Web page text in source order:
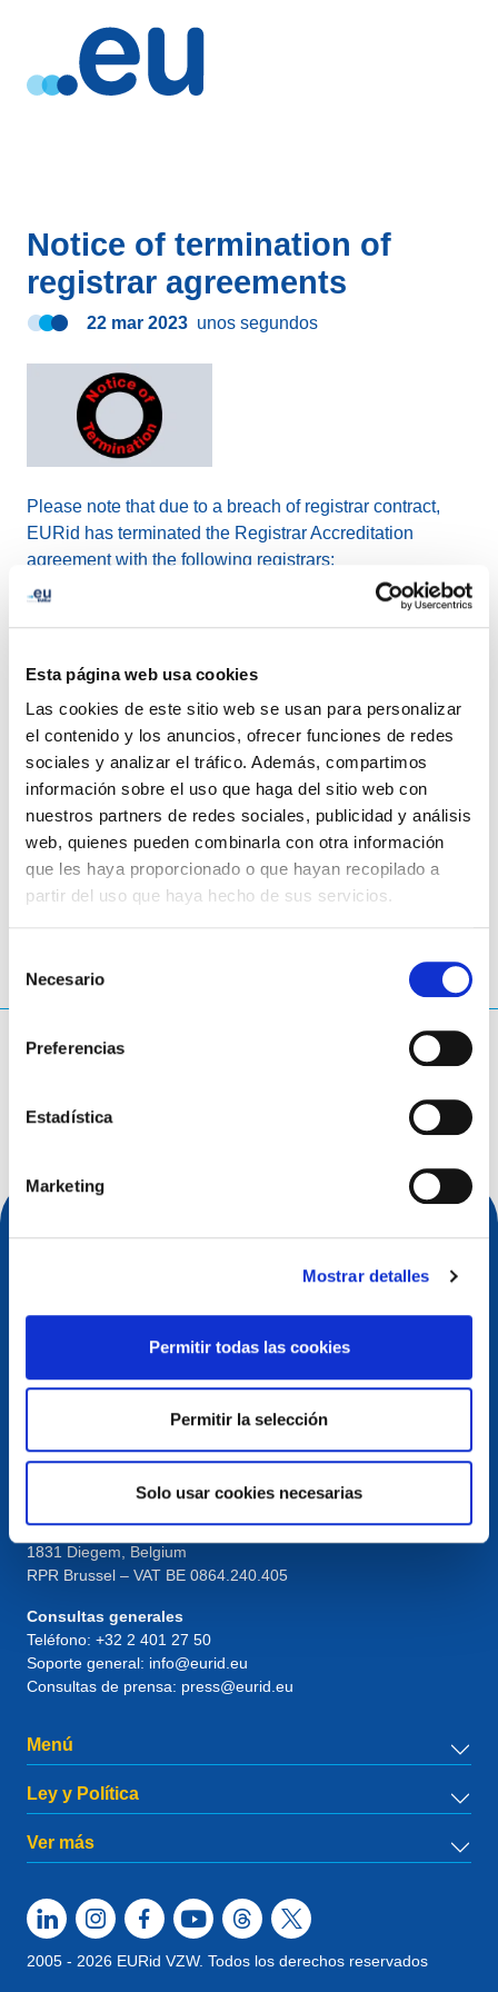
Esta página web usa cookies
Las cookies de este sitio web se usan para personalizar
el contenido y los anuncios, ofrecer funciones de redes
sociales y analizar el tráfico. Además, compartimos
información sobre el uso que haga del sitio web con
nuestros partners de redes sociales, publicidad y análisis
web, quienes pueden combinarla con otra información
que les haya proporcionado o que hayan recopilado a
partir del uso que haya hecho de sus servicios.
consentimiento
Necesario
Preferencias
Estadística
Marketing
Mostrar detalles
Permitir todas las cookies
Permitir la selección
Solo usar cookies necesarias
Notice of termination of
registrar agreements
22 mar 2023 unos segundos
Please note that due to a breach of registrar contract,
EURid has terminated the Registrar Accreditation
agreement with the following registrars:
Should registrants of these registrars have questions
regarding their domain names, then please write to us
viainfo@euird.eu .
compartir con LinkedInTwitterFacebook
¿Qué estás buscando?
Contacto
European Registry for Internet Domains vzw (EURid)
Telecomlaan 9/7
1831 Diegem , Belgium
RPR Brussel – VAT BE 0864.240.405
Consultas generales
Teléfono: +32 2 401 27 50
Soporte general: info@eurid.eu
Consultas de prensa: press@eurid.eu
Menú
Ley y Política
Ver más
2005 - 2026 EURid VZW. Todos los derechos reservados